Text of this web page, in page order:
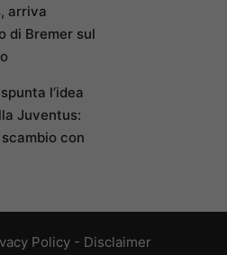
arriva
di Bremer sul
l’idea
Juventus:
con
Policy- Disclaimer